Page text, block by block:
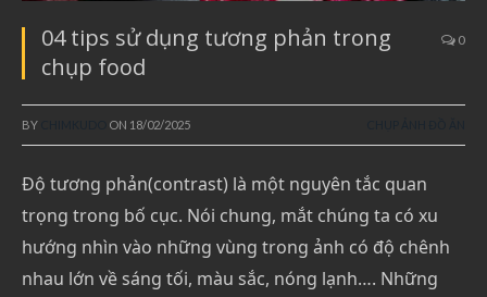
04 tips sử dụng tương phản trong
chụp food
0
BY ON 18/02/2025
Độ tương phản(contrast) là một nguyên tắc quan
trọng trong bố cục. Nói chung, mắt chúng ta có xu
hướng nhìn vào những vùng trong ảnh có độ chênh
nhau lớn về sáng tối, màu sắc, nóng lạnh…. Những